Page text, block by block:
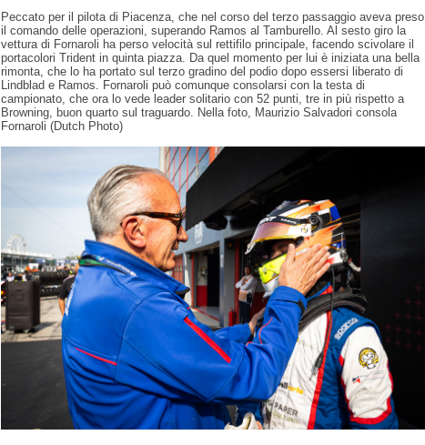
Peccato per il pilota di Piacenza, che nel corso del terzo passaggio aveva preso
il comando delle operazioni, superando Ramos al Tamburello. Al sesto giro la
vettura di Fornaroli ha perso velocità sul rettifilo principale, facendo scivolare il
portacolori Trident in quinta piazza. Da quel momento per lui è iniziata una bella
rimonta, che lo ha portato sul terzo gradino del podio dopo essersi liberato di
Lindblad e Ramos. Fornaroli può comunque consolarsi con la testa di
campionato, che ora lo vede leader solitario con 52 punti, tre in più rispetto a
Browning, buon quarto sul traguardo. Nella foto, Maurizio Salvadori consola
Fornaroli (Dutch Photo)